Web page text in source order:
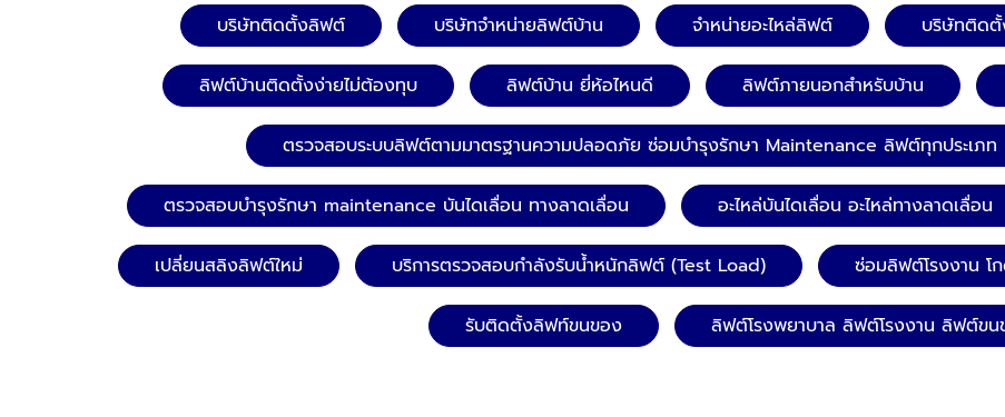
สอบลิฟต์โดยละเอียดจึงเป็นสิ่งจำเป็น เพื่อ
ป้องกันอุบัติเหตุและรักษาความปลอดภัย
ของผู้ใช้งาน​ องค์ประกอบหลักที่ควรตรวจ
สอบหลังแผ่นดินไหว โครงสร้างของลิฟต์:
ตรวจสอบว่ามีรอยร้าวหรือการบิดเบี้ยวใน
โครงสร้างหลักของลิฟต์หรือไม่ ซึ่งอาจส่ง
ผลต่อความมั่นคงและการทำงานของลิฟต์​
ระบบรางและสายเคเบิล: ตรวจสอบความ
เสียหายหรือการเคลื่อนที่ของรางลิฟต์และ
สายเคเบิล เพื่อให้แน่ใจว่าลิฟต์สามารถ
เคลื่อนที่ได้อย่างราบรื่นและปลอดภัย​ ระบบ
ไฟฟ้าและควบคุม: ตรวจสอบการทำงานของ
ระบบไฟฟ้า แผงควบคุม และเซ็นเซอร์ต่าง ๆ
บริษัทติดตั้งลิฟต์ บริษัทจำหน่ายลิฟต์บ้าน จำหน่ายอะไหล่ลิฟต์ บริษัทติด
ลิฟต์บ้านติดตั้งง่ายไม่ต้องทุบ ลิฟต์บ้าน ยี่ห้อไหนดี ลิฟต์ภายนอกสำหรับบ้าน
ตรวจสอบระบบลิฟต์ตามมาตรฐานความปลอดภัย ซ่อมบำรุงรักษา Maintenance ลิฟต์ทุกประเภท
ตรวจสอบบำรุงรักษา maintenance บันไดเลื่อน ทางลาดเลื่อน อะไหล่บันไดเลื่อน อะไหล่ทางลาดเลื่อน
เปลี่ยนสลิงลิฟต์ใหม่ บริการตรวจสอบกำลังรับน้ำหนักลิฟต์ (Test Load) ซ่อมลิฟต์โรงงาน โ
รับติดตั้งลิฟท์ขนของ ลิฟต์โรงพยาบาล ลิฟต์โรงงาน ลิฟต์ขน